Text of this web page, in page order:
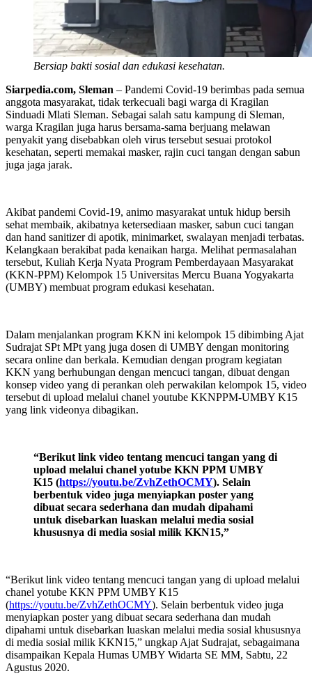
Bersiap bakti sosial dan edukasi kesehatan.
Siarpedia.com, Sleman – Pandemi Covid-19 berimbas pada semua
anggota masyarakat, tidak terkecuali bagi warga di Kragilan
Sinduadi Mlati Sleman. Sebagai salah satu kampung di Sleman,
warga Kragilan juga harus bersama-sama berjuang melawan
penyakit yang disebabkan oleh virus tersebut sesuai protokol
kesehatan, seperti memakai masker, rajin cuci tangan dengan sabun
juga jaga jarak.
Akibat pandemi Covid-19, animo masyarakat untuk hidup bersih
sehat membaik, akibatnya ketersediaan masker, sabun cuci tangan
dan hand sanitizer di apotik, minimarket, swalayan menjadi terbatas.
Kelangkaan berakibat pada kenaikan harga. Melihat permasalahan
tersebut, Kuliah Kerja Nyata Program Pemberdayaan Masyarakat
(KKN-PPM) Kelompok 15 Universitas Mercu Buana Yogyakarta
(UMBY) membuat program edukasi kesehatan.
Dalam menjalankan program KKN ini kelompok 15 dibimbing Ajat
Sudrajat SPt MPt yang juga dosen di UMBY dengan monitoring
secara online dan berkala. Kemudian dengan program kegiatan
KKN yang berhubungan dengan mencuci tangan, dibuat dengan
konsep video yang di perankan oleh perwakilan kelompok 15, video
tersebut di upload melalui chanel youtube KKNPPM-UMBY K15
yang link videonya dibagikan.
“Berikut link video tentang mencuci tangan yang di
upload melalui chanel yotube KKN PPM UMBY
K15 (https://youtu.be/ZvhZethOCMY). Selain
berbentuk video juga menyiapkan poster yang
dibuat secara sederhana dan mudah dipahami
untuk disebarkan luaskan melalui media sosial
khususnya di media sosial milik KKN15,”
“Berikut link video tentang mencuci tangan yang di upload melalui
chanel yotube KKN PPM UMBY K15
(https://youtu.be/ZvhZethOCMY). Selain berbentuk video juga
menyiapkan poster yang dibuat secara sederhana dan mudah
dipahami untuk disebarkan luaskan melalui media sosial khususnya
di media sosial milik KKN15,” ungkap Ajat Sudrajat, sebagaimana
disampaikan Kepala Humas UMBY Widarta SE MM, Sabtu, 22
Agustus 2020.